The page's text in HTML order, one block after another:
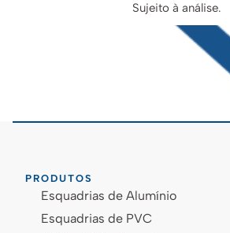
Sujeito à análise.
PRODUTOS
Esquadrias de Alumínio
Esquadrias de PVC